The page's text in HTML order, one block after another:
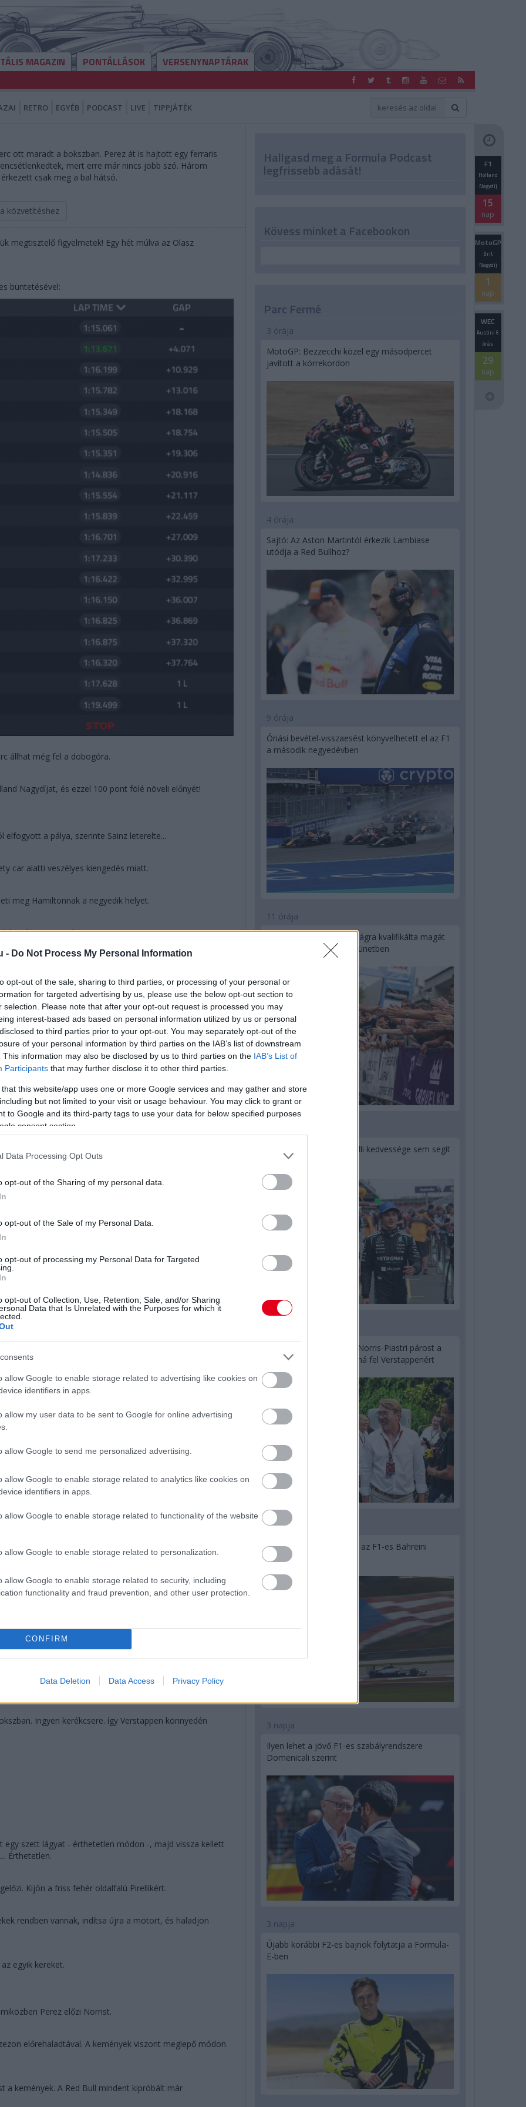
- Do Not Process My Personal Information
opt-out of the sale, sharing to third parties, or processing of your personal or
for targeted advertising by us, please use the below opt-out section to
selection. Please note that after your opt-out request is processed you may
interest-based ads based on personal information utilized by us or personal
to third parties prior to your opt-out. You may separately opt-out of the
of your personal information by third parties on the IAB’s list of downstream
This information may also be disclosed by us to third parties on the IAB’s List of
Participants that may further disclose it to other third parties.
that this website/app uses one or more Google services and may gather and store
but not limited to your visit or usage behaviour. You may click to grant or
to Google and its third-party tags to use your data for below specified purposes
consent section.
Data Processing Opt Outs
opt-out of the Sharing of my personal data.
opt-out of the Sale of my Personal Data.
opt-out of processing my Personal Data for Targeted
opt-out of Collection, Use, Retention, Sale, and/or Sharing
Data that Is Unrelated with the Purposes for which it
allow Google to enable storage related to advertising like cookies on
identifiers in apps.
allow my user data to be sent to Google for online advertising
allow Google to send me personalized advertising.
allow Google to enable storage related to analytics like cookies on
identifiers in apps.
allow Google to enable storage related to functionality of the website
allow Google to enable storage related to personalization.
allow Google to enable storage related to security, including
functionality and fraud prevention, and other user protection.
CONFIRM
Data Deletion Data Access Privacy Policy
MAGAZIN PONTÁLLÁSOK VERSENYNAPTÁRAK
RETRO EGYÉB PODCAST LIVE TIPPJÁTÉK
ott maradt a bokszban. Perez át is hajtott egy ferraris
mert erre már nincs jobb szó. Három
csak meg a bal hátsó.
közvetítéshez
megtisztelő figyelmetek! Egy hét múlva az Olasz
büntetésével:
állhat még fel a dobogóra.
Nagydíjat, és ezzel 100 pont fölé növeli előnyét!
elfogyott a pálya, szerinte Sainz leterelte...
car alatti veszélyes kiengedés miatt.
meg Hamiltonnak a negyedik helyet.
a monacói.
- jelenti a rádión. Nincs ínyére, hogy ő kint maradt a
a Ferrarik!
kanyarban.
autó mellett.
engedték ki a kerékcserét követően.
és Russell gyakorlatilag új lágyakon. Mögöttük
lesz a két Mercedes. Ezzel a sorrend Hamilton,
a lágyakat, Hamilton pedig kint marad a használt
a harmadik helyre jön vissza 15 kör van hátra jelenleg.
adná neki a pozíciót.
és Hamilton között. A további sorrend:
Hamilton a közepeseken, de óriási köztük a különbség:
Ingyen kerékcsere. így Verstappen könnyedén
szett lágyat - érthetetlen módon -, majd vissza kellett
Érthetetlen.
Kijön a friss fehér oldalfalú Pirellikért.
rendben vannak, indítsa újra a motort, és haladjon
egyik kereket.
Perez előzi Norrist.
előrehaladtával. A kemények viszont meglepő módon
a kemények. A Red Bull mindent kipróbált már
Hallgasd meg a Formula Podcast
legfrissebb adását! F1
Holland
Nagydíj
15
nap
MotoGP
Brit
Nagydíj
1
nap
WEC
Austini 6
órás
29
nap
Kövess minket a Facebookon
Parc Fermé
3 órája
MotoGP: Bezzecchi közel egy másodpercet
javított a körrekordon
4 órája
Sajtó: Az Aston Martintól érkezik Lambiase
utódja a Red Bullhoz?
9 órája
Óriási bevétel-visszaesést könyvelhetett el az F1
a második negyedévben
11 órája
Kerékpáros világbajnokságra kvalifikálta magát
Bottas az F1-es nyári szünetben
Montoya szerint Antonelli kedvessége sem segít
Russellen
Hakkinen megtartaná a Norris-Piastri párost a
McLarennél, nem borítaná fel Verstappenért
2 napja
Megvan, mikor kezdődik az F1-es Bahreini
Nagydíj Malajziában
3 napja
Ilyen lehet a jövő F1-es szabályrendszere
Domenicali szerint
3 napja
Újabb korábbi F2-es bajnok folytatja a Formula-
E-ben